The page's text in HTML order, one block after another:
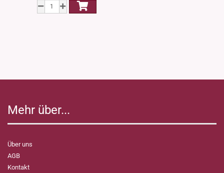
Mehr über...
Über uns
AGB
Kontakt